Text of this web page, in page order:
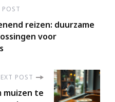
POST
reizen: duurzame
voor
POST
muizen te